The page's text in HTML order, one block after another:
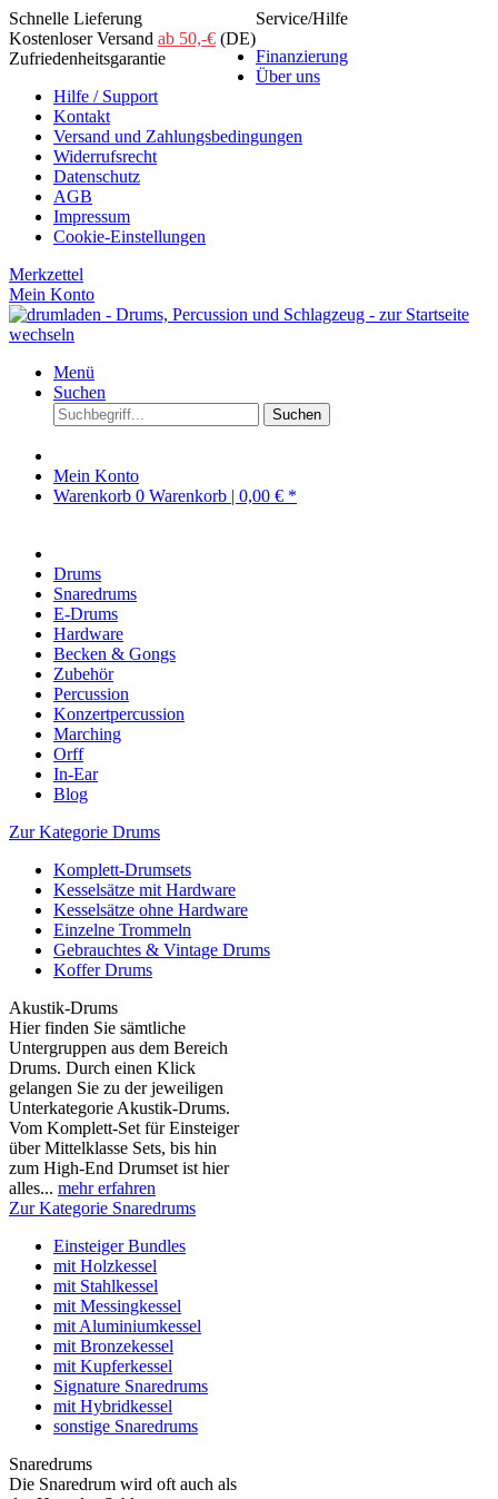
Schnelle Lieferung
Kostenloser Versand ab 50,-€ (DE)
Zufriedenheitsgarantie
Service/Hilfe
Finanzierung
Über uns
Hilfe / Support
Kontakt
Versand und Zahlungsbedingungen
Widerrufsrecht
Datenschutz
AGB
Impressum
Cookie-Einstellungen
Merkzettel
Mein Konto
Menü
Suchen
Suchen
Mein Konto
Warenkorb 0 Warenkorb | 0,00 € *
Drums
Snaredrums
E-Drums
Hardware
Becken & Gongs
Zubehör
Percussion
Konzertpercussion
Marching
Orff
In-Ear
Blog
Zur Kategorie Drums
Komplett-Drumsets
Kesselsätze mit Hardware
Kesselsätze ohne Hardware
Einzelne Trommeln
Gebrauchtes & Vintage Drums
Koffer Drums
Akustik-Drums
Hier finden Sie sämtliche
Untergruppen aus dem Bereich
Drums. Durch einen Klick
gelangen Sie zu der jeweiligen
Unterkategorie Akustik-Drums.
Vom Komplett-Set für Einsteiger
über Mittelklasse Sets, bis hin
zum High-End Drumset ist hier
alles... mehr erfahren
Zur Kategorie Snaredrums
Einsteiger Bundles
mit Holzkessel
mit Stahlkessel
mit Messingkessel
mit Aluminiumkessel
mit Bronzekessel
mit Kupferkessel
Signature Snaredrums
mit Hybridkessel
sonstige Snaredrums
Snaredrums
Die Snaredrum wird oft auch als